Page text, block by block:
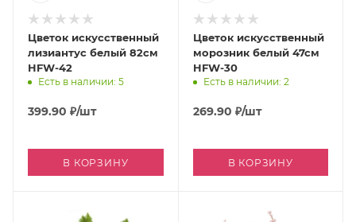
Цветок искусственный
лизиантус белый 82см
HFW-42
Есть в наличии: 5
399.90 ₽/шт
В КОРЗИНУ
Цветок искусственный
морозник белый 47см
HFW-30
Есть в наличии: 2
269.90 ₽/шт
В КОРЗИНУ